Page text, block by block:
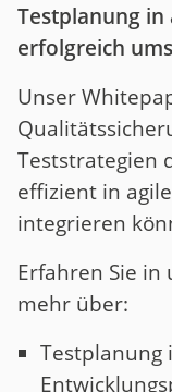
Testplanung
erfolgreich
Unser
Teststrategien
effizient in
integrieren
Erfahren Sie in
mehr über:
Testplanung